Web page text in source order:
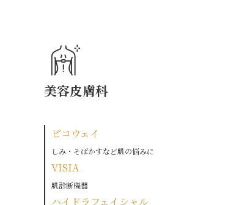
美容皮膚科
ピコウェイ
しみ・そばかすなど肌の悩みに
VISIA
肌診断機器
ハイドラフェイシャル